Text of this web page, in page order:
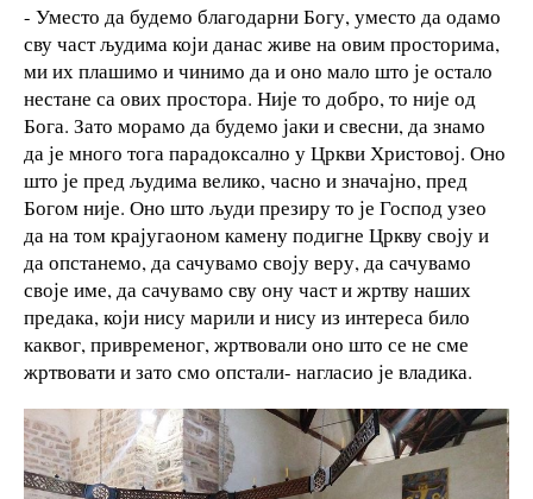
- Уместо да будемо благодарни Богу, уместо да одамо
сву част људима који данас живе на овим просторима,
ми их плашимо и чинимо да и оно мало што је остало
нестане са ових простора. Није то добро, то није од
Бога. Зато морамо да будемо јаки и свесни, да знамо
да је много тога парадоксално у Цркви Христовој. Оно
што је пред људима велико, часно и значајно, пред
Богом није. Оно што људи презиру то је Господ узео
да на том крајугаоном камену подигне Цркву своју и
да опстанемо, да сачувамо своју веру, да сачувамо
своје име, да сачувамо сву ону част и жртву наших
предака, који нису марили и нису из интереса било
каквог, привременог, жртвовали оно што се не сме
жртвовати и зато смо опстали- нагласио је владика.